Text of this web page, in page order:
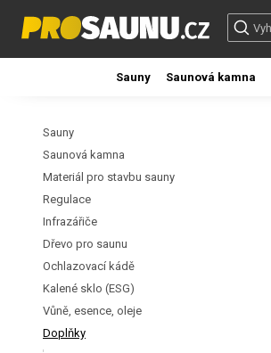
Sauny Saunová kamna
Sauny
Saunová kamna
Materiál pro stavbu sauny
Regulace
Infrazářiče
Dřevo pro saunu
Ochlazovací kádě
Kalené sklo (ESG)
Vůně, esence, oleje
Doplňky